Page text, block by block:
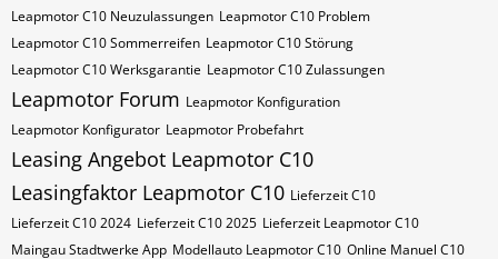
Leapmotor C10 Neuzulassungen Leapmotor C10 Problem
Leapmotor C10 Sommerreifen Leapmotor C10 Störung
Leapmotor C10 Werksgarantie Leapmotor C10 Zulassungen
Leapmotor Forum Leapmotor Konfiguration
Leapmotor Konfigurator Leapmotor Probefahrt
Leasing Angebot Leapmotor C10
Leasingfaktor Leapmotor C10 Lieferzeit C10
Lieferzeit C10 2024 Lieferzeit C10 2025 Lieferzeit Leapmotor C10
Maingau Stadtwerke App Modellauto Leapmotor C10 Online Manuel C10